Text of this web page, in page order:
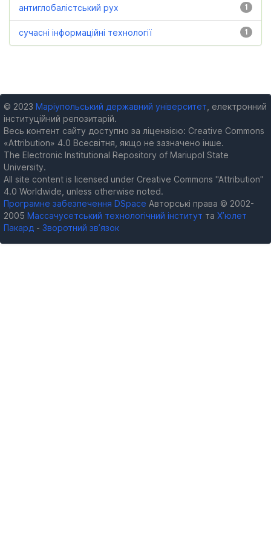
1
антиглобалістський рух
1
сучасні інформаційні технології
© 2023 Маріупольський державний університет , електронний
інституційний репозитарій.
Весь контент сайту доступно за ліцензією: Creative Commons
«Attribution» 4.0 Всесвітня, якщо не зазначено інше.
The Electronic Institutional Repository of Mariupol State
University.
All site content is licensed under Creative Commons "Attribution"
4.0 Worldwide, unless otherwise noted.
Програмне забезпечення DSpace Авторські права © 2002-
2005 Массачусетський технологічний інститут та Х’юлет
Пакард - Зворотний зв’язок